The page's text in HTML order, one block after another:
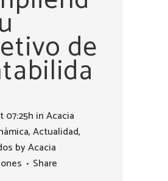
de
07:25h inAcacia
,Actualidad,
byAcacia
Share